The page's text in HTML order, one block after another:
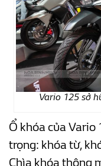
Vario 125 sở
Ổ khóa của Vario
trọng: khóa từ,
Chìa khóa thông